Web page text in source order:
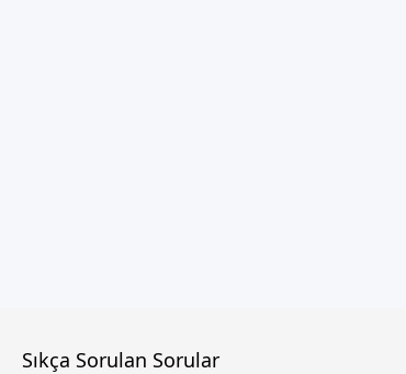
Sıkça Sorulan Sorular